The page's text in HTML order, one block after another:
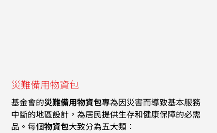
災難備用物資包
基金會的災難備用物資包專為因災害而導致基本服務
中斷的地區設計，為居民提供生存和健康保障的必需
品。每個物資包大致分為五大類：